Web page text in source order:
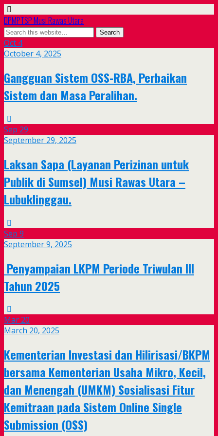
DPMPTSP Musi Rawas Utara
Oct 4
October 4, 2025
Gangguan Sistem OSS-RBA, Perbaikan
Sistem dan Masa Peralihan.
Sep 29
September 29, 2025
Laksan Sapa (Layanan Perizinan untuk
Publik di Sumsel) Musi Rawas Utara –
Lubuklinggau.
Sep 9
September 9, 2025
Penyampaian LKPM Periode Triwulan III
Tahun 2025
Mar 20
March 20, 2025
Kementerian Investasi dan Hilirisasi/BKPM
bersama Kementerian Usaha Mikro, Kecil,
dan Menengah (UMKM) Sosialisasi Fitur
Kemitraan pada Sistem Online Single
Submission (OSS)